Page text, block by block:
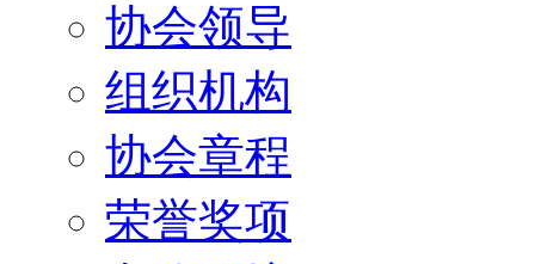
协会领导
组织机构
协会章程
荣誉奖项